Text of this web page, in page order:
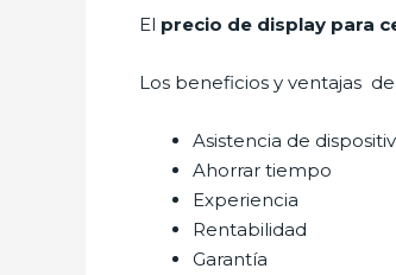
El precio de display para
Los beneficios y ventajas
Asistencia de
Ahorrar tiempo
Experiencia
Rentabilidad
Garantía